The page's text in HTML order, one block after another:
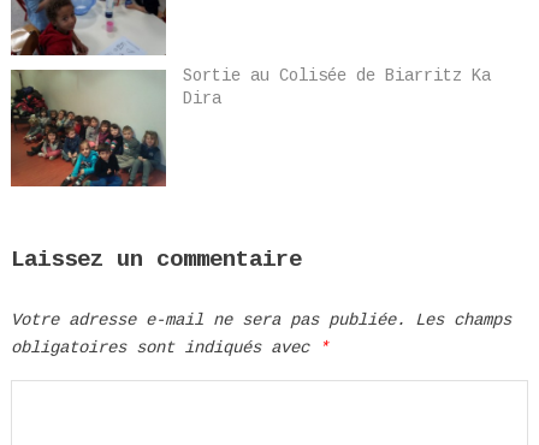
Sortie au Colisée de Biarritz Ka
Dira
Laissez un commentaire
Votre adresse e-mail ne sera pas publiée.
Les champs
obligatoires sont indiqués avec
*